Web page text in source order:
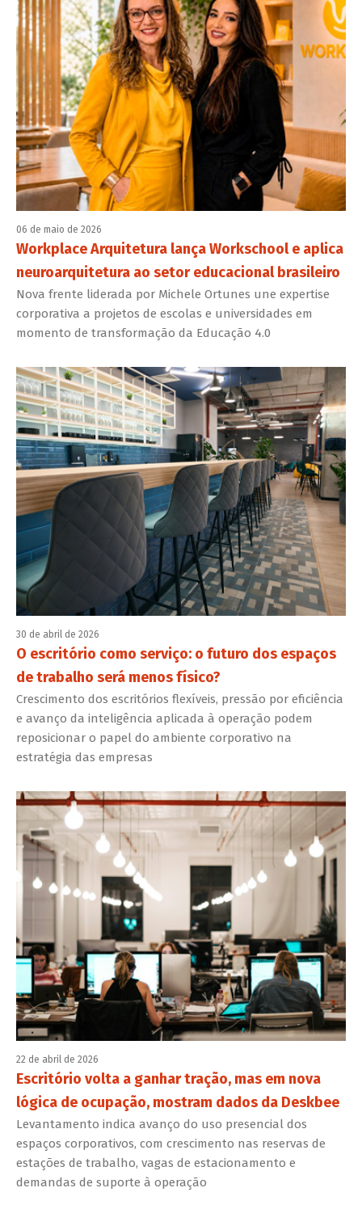
06 de maio de 2026
Workplace Arquitetura lança Workschool e aplica
neuroarquitetura ao setor educacional brasileiro
Nova frente liderada por Michele Ortunes une expertise
corporativa a projetos de escolas e universidades em
momento de transformação da Educação 4.0
30 de abril de 2026
O escritório como serviço: o futuro dos espaços
de trabalho será menos físico?
Crescimento dos escritórios flexíveis, pressão por eficiência
e avanço da inteligência aplicada à operação podem
reposicionar o papel do ambiente corporativo na
estratégia das empresas
22 de abril de 2026
Escritório volta a ganhar tração, mas em nova
lógica de ocupação, mostram dados da Deskbee
Levantamento indica avanço do uso presencial dos
espaços corporativos, com crescimento nas reservas de
estações de trabalho, vagas de estacionamento e
demandas de suporte à operação